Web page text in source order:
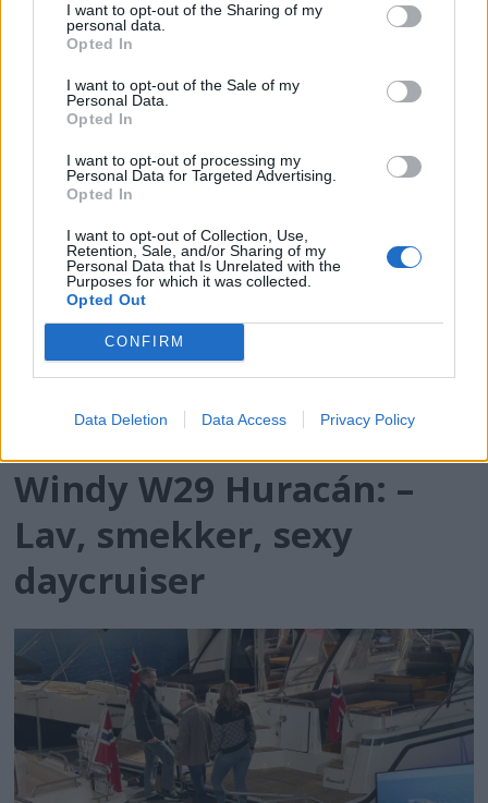
I want to opt-out of the Sharing of my
personal data.
Opted In
I want to opt-out of the Sale of my
Personal Data.
Opted In
I want to opt-out of processing my
Personal Data for Targeted Advertising.
Opted In
I want to opt-out of Collection, Use,
Retention, Sale, and/or Sharing of my
Personal Data that Is Unrelated with the
Purposes for which it was collected.
Opted Out
CONFIRM
Data Deletion Data Access Privacy Policy
PLUS
– Axopar 29 XC utsolgt ut
2024
Windy W29 Huracán: –
Lav, smekker, sexy
daycruiser